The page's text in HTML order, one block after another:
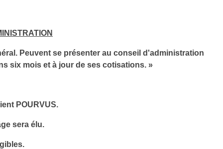
Peuvent se présenter au conseil d'administration
six mois et à jour de ses cotisations. »
POURVUS.
sera élu.